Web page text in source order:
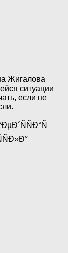
Жигалова
ситуации
если не